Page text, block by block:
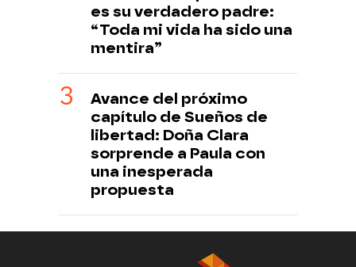
es su verdadero padre:
“Toda mi vida ha sido una
mentira”
Avance del próximo
capítulo de Sueños de
libertad: Doña Clara
sorprende a Paula con
una inesperada
propuesta